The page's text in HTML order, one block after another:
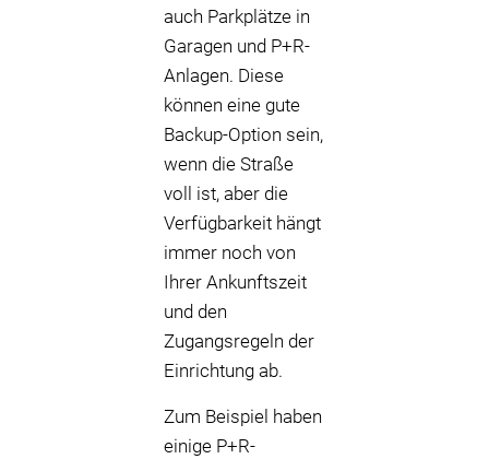
auch Parkplätze in
Garagen und P+R-
Anlagen. Diese
können eine gute
Backup-Option sein,
wenn die Straße
voll ist, aber die
Verfügbarkeit hängt
immer noch von
Ihrer Ankunftszeit
und den
Zugangsregeln der
Einrichtung ab.
Zum Beispiel haben
einige P+R-